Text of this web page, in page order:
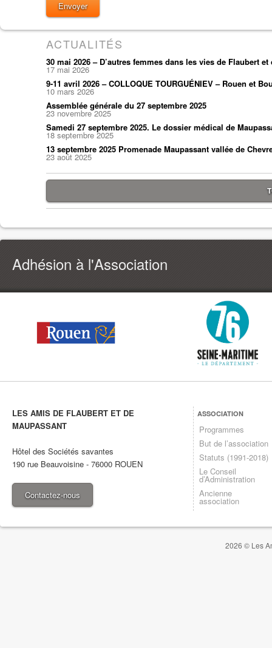
ACTUALITÉS
30 mai 2026 – D’autres femmes dans les vies de Flaubert et
17 mai 2026
9-11 avril 2026 – COLLOQUE TOURGUÉNIEV – Rouen et
10 mars 2026
Assemblée générale du 27 septembre 2025
23 novembre 2025
Samedi 27 septembre 2025. Le dossier médical de
18 septembre 2025
13 septembre 2025 Promenade Maupassant vallée de
23 août 2025
Adhésion à l'Association
LES AMIS DE FLAUBERT ET DE
MAUPASSANT
Hôtel des Sociétés savantes
190 rue Beauvoisine - 76000 ROUEN
Contactez-nous
ASSOCIATION
Programmes
But de l’association
Statuts (1991-2018)
Le Conseil
d’Administration
Ancienne
association
2026 © Les